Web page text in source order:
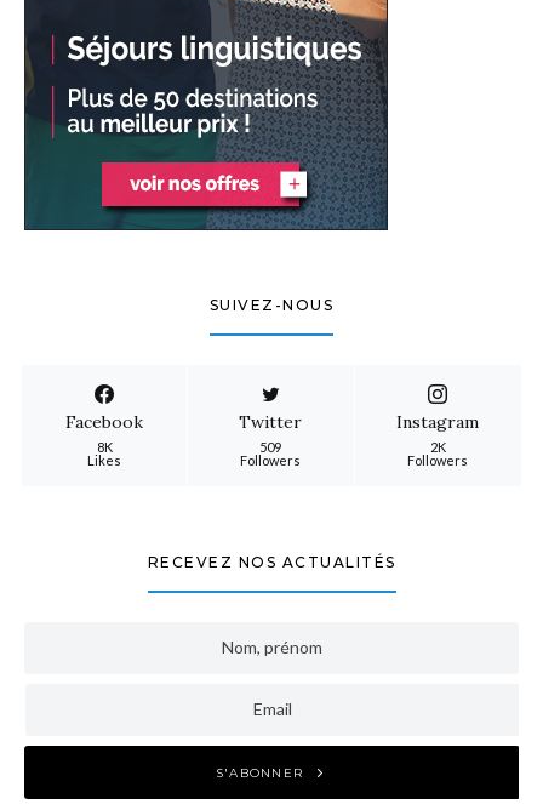
SUIVEZ-NOUS
Facebook
8K
Likes
Twitter
509
Followers
Instagram
2K
Followers
RECEVEZ NOS ACTUALITÉS
S'ABONNER